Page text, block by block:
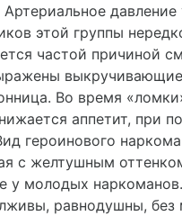
этой группы
частой причиной
Во время
аппетит, при
героинового
с желтушным
у молодых
равнодушны, без